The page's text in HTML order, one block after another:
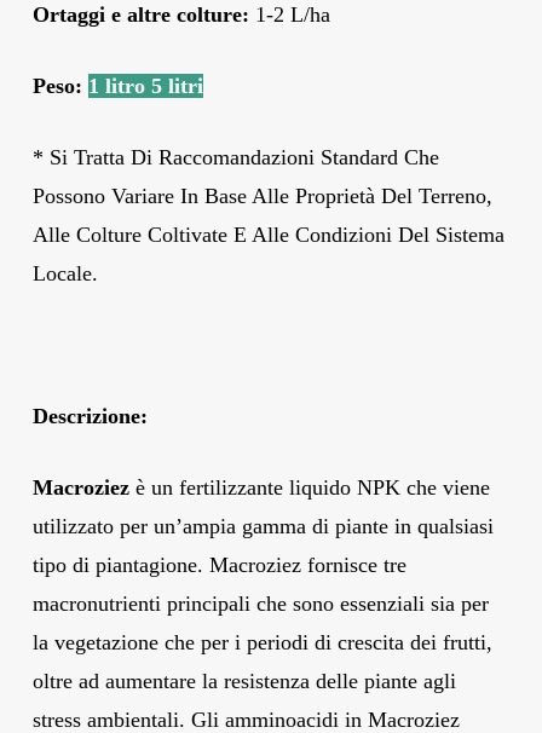
Ortaggi e altre colture: 1-2 L/ha
Peso: 1 litro 5 litri
* Si Tratta Di Raccomandazioni Standard Che
Possono Variare In Base Alle Proprietà Del Terreno,
Alle Colture Coltivate E Alle Condizioni Del Sistema
Locale.
Descrizione:
Macroziezè un fertilizzante liquido NPK che viene
utilizzato per un’ampia gamma di piante in qualsiasi
tipo di piantagione. Macroziez fornisce tre
macronutrienti principali che sono essenziali sia per
la vegetazione che per i periodi di crescita dei frutti,
oltre ad aumentare la resistenza delle piante agli
stress ambientali. Gli amminoacidi in Macroziez